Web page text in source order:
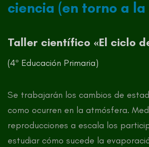
ciencia (en torno a
Taller científico «El ciclo
(4º Educación Primaria)
Se trabajarán los cambios de
como ocurren en la atmósfera.
reproducciones a escala los
estudiar cómo sucede la